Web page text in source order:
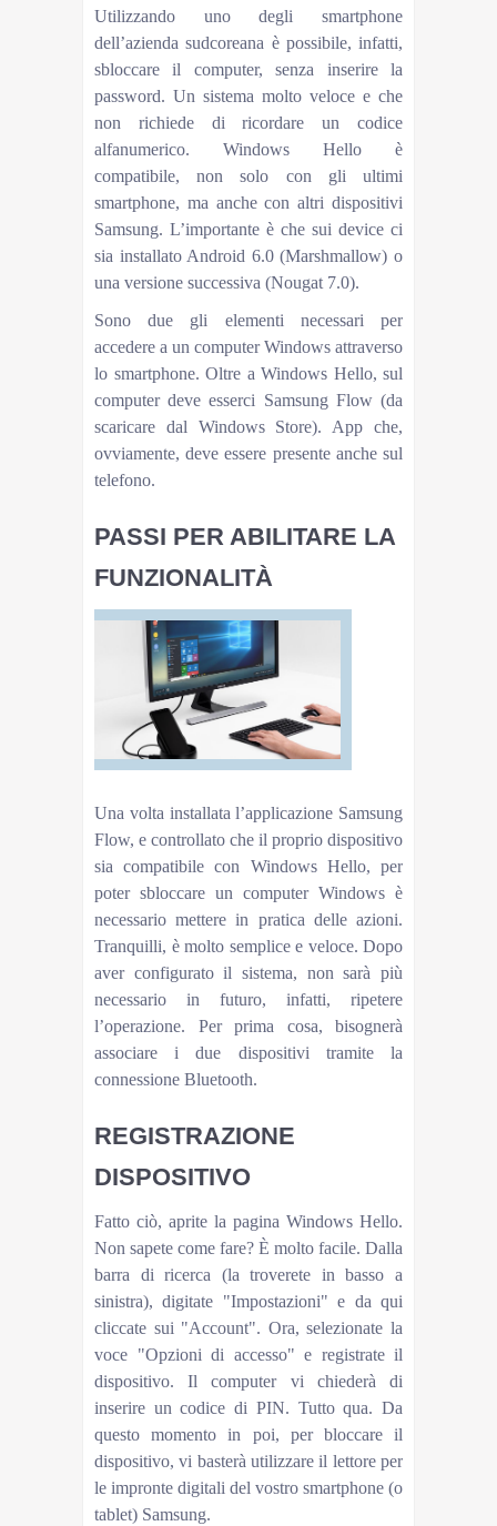
Utilizzando uno degli smartphone
dell’azienda sudcoreana è possibile, infatti,
sbloccare il computer, senza inserire la
password. Un sistema molto veloce e che
non richiede di ricordare un codice
alfanumerico. Windows Hello è
compatibile, non solo con gli ultimi
smartphone, ma anche con altri dispositivi
Samsung. L’importante è che sui device ci
sia installato Android 6.0 (Marshmallow) o
una versione successiva (Nougat 7.0).
Sono due gli elementi necessari per
accedere a un computer Windows attraverso
lo smartphone. Oltre a Windows Hello, sul
computer deve esserci Samsung Flow (da
scaricare dal Windows Store). App che,
ovviamente, deve essere presente anche sul
telefono.
PASSI PER ABILITARE LA
FUNZIONALITÀ
Una volta installata l’applicazione Samsung
Flow, e controllato che il proprio dispositivo
sia compatibile con Windows Hello, per
poter sbloccare un computer Windows è
necessario mettere in pratica delle azioni.
Tranquilli, è molto semplice e veloce. Dopo
aver configurato il sistema, non sarà più
necessario in futuro, infatti, ripetere
l’operazione. Per prima cosa, bisognerà
associare i due dispositivi tramite la
connessione Bluetooth.
REGISTRAZIONE
DISPOSITIVO
Fatto ciò, aprite la pagina Windows Hello.
Non sapete come fare? È molto facile. Dalla
barra di ricerca (la troverete in basso a
sinistra), digitate "Impostazioni" e da qui
cliccate sui "Account". Ora, selezionate la
voce "Opzioni di accesso" e registrate il
dispositivo. Il computer vi chiederà di
inserire un codice di PIN. Tutto qua. Da
questo momento in poi, per bloccare il
dispositivo, vi basterà utilizzare il lettore per
le impronte digitali del vostro smartphone (o
tablet) Samsung.